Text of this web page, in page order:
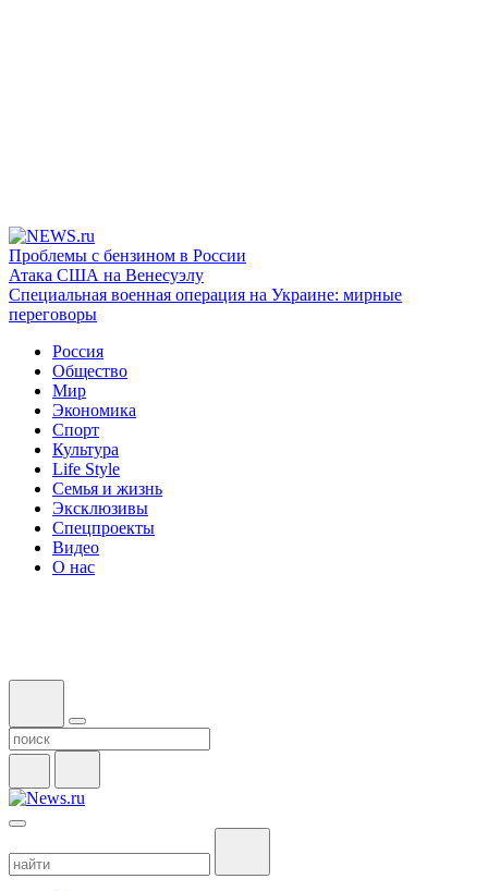
Проблемы с бензином в России
Атака США на Венесуэлу
Специальная военная операция на Украине: мирные
переговоры
Россия
Общество
Мир
Экономика
Спорт
Культура
Life Style
Семья и жизнь
Эксклюзивы
Спецпроекты
Видео
О нас